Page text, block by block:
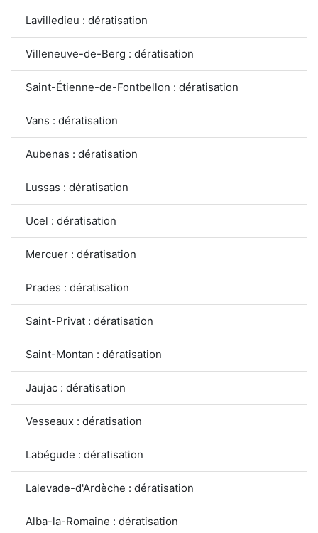
Lavilledieu : dératisation
Villeneuve-de-Berg : dératisation
Saint-Étienne-de-Fontbellon : dératisation
Vans : dératisation
Aubenas : dératisation
Lussas : dératisation
Ucel : dératisation
Mercuer : dératisation
Prades : dératisation
Saint-Privat : dératisation
Saint-Montan : dératisation
Jaujac : dératisation
Vesseaux : dératisation
Labégude : dératisation
Lalevade-d'Ardèche : dératisation
Alba-la-Romaine : dératisation